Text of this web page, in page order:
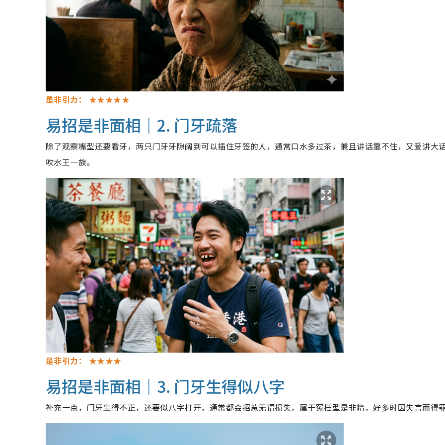
是非引力： ★★★★★
易招是非面相｜2. 门牙疏落
除了观察嘴型还要看牙，两只门牙牙隙阔到可以插住牙签的人，通常口水多过茶，兼且讲话靠不住，又爱讲大
吹水王一族。
是非引力： ★★★★
易招是非面相｜3. 门牙生得似八字
补充一点，门牙生得不正，还要似八字打开，通常都会招惹无谓损失，属于冤枉型是非精，好多时因失言而得